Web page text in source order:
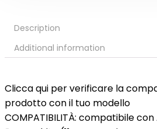
Description
Additional information
Clicca qui per verificare la
prodotto con il tuo modello
COMPATIBILITÀ: compatibile